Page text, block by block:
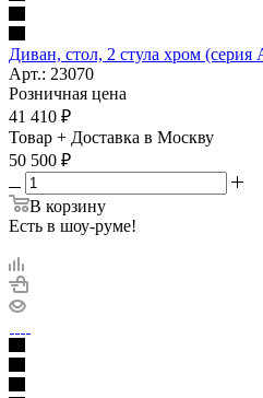
Диван, стол, 2 стула хром (серия
Арт.: 23070
Розничная цена
41 410 ₽
Товар + Доставка в Москву
50 500 ₽
В корзину
Есть в шоу-руме!